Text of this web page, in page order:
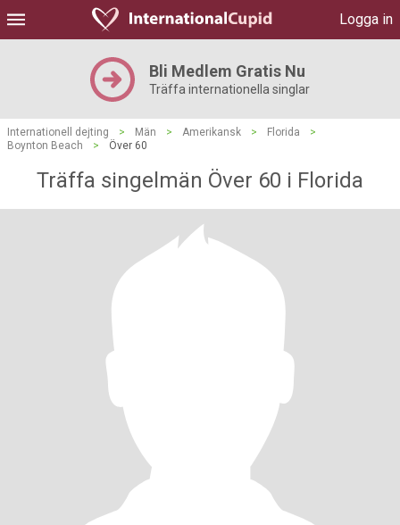
Logga in
Bli Medlem Gratis Nu
Träffa internationella singlar
Internationell dejting > Män > Amerikansk > Florida
>
Boynton Beach
> Över 60
Träffa singelmän Över 60 i Florida